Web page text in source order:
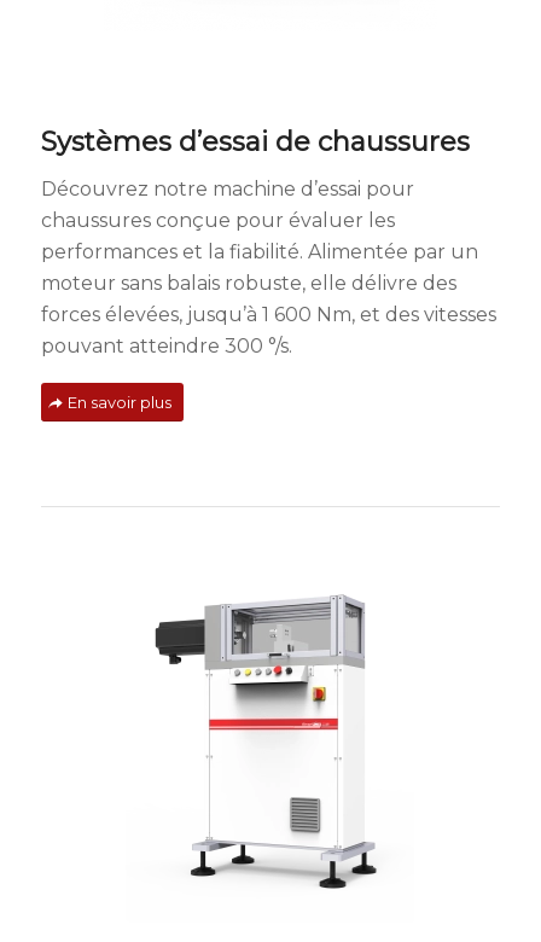
Systèmes d’essai de chaussures
Découvrez notre machine d’essai pour
chaussures conçue pour évaluer les
performances et la fiabilité. Alimentée par un
moteur sans balais robuste, elle délivre des
forces élevées, jusqu’à 1 600 Nm, et des vitesses
pouvant atteindre 300 °/s.
En savoir plus